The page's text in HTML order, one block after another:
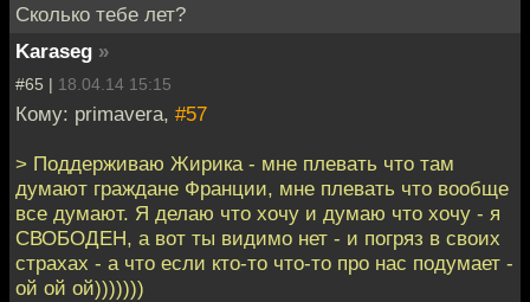
Сколько тебе лет?
Karaseg »
#65 | 18.04.14 15:15
Кому: primavera, #57
> Поддерживаю Жирика - мне плевать что там
думают граждане Франции, мне плевать что вообще
все думают. Я делаю что хочу и думаю что хочу - я
СВОБОДЕН, а вот ты видимо нет - и погряз в своих
страхах - а что если кто-то что-то про нас подумает -
ой ой ой)))))))